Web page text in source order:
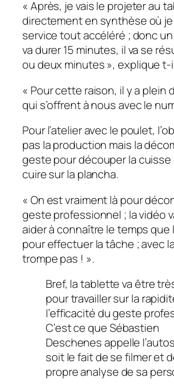
«Après, je vais le projeter au
directement en synthèse où je
service tout accéléré ; donc
va durer 15 minutes, il va se
ou deux minutes», explique t-
« Pour cette raison, il y a plein
qui s’offrent à nous avec le
Pour l’atelier avec le poulet,
pas la production mais la
geste pour découper la cuisse
cuire sur la plancha.
«On est vraiment là pour
geste professionnel ; la vidéo
aider à connaître le temps que
pour effectuer la tâche ; avec
trompe pas ! ».
Bref, la tablette va être
pour travailler sur la
l’efficacité du geste
C’est ce que Sébastien
Deschenes appelle
soit le fait de se filmer et
propre analyse de sa